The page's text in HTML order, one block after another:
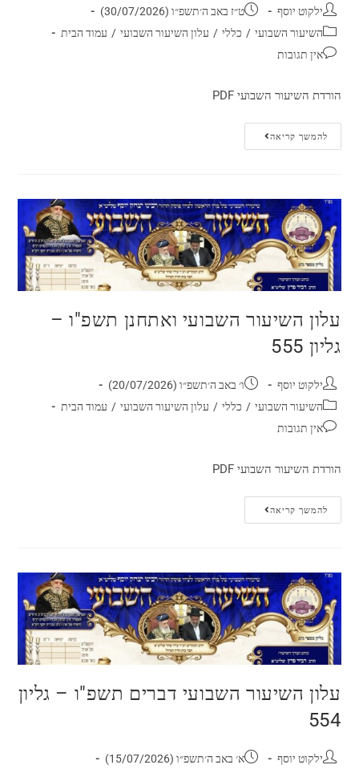
ילקוט יוסף
ט״ז באב ה׳תשפ״ו (30/07/2026)
השיעור השבועי / כללי / עלון השיעור השבועי / עמוד הבית
אין תגובות
הורדת השיעור השבועי PDF
להמשך קריאה
עלון השיעור השבועי ואתחנן תשפ"ו –
גליון 555
ילקוט יוסף
ו׳ באב ה׳תשפ״ו (20/07/2026)
השיעור השבועי / כללי / עלון השיעור השבועי / עמוד הבית
אין תגובות
הורדת השיעור השבועי PDF
להמשך קריאה
עלון השיעור השבועי דברים תשפ"ו – גליון
554
ילקוט יוסף
א׳ באב ה׳תשפ״ו (15/07/2026)